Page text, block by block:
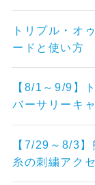
トリプル・オ
ードと使い方
【8/1～9/9】
バーサリーキ
【7/29～8/3
糸の刺繍アク